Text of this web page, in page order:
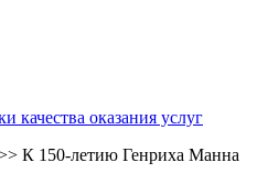
качества оказания услуг
К 150-летию Генриха Манна